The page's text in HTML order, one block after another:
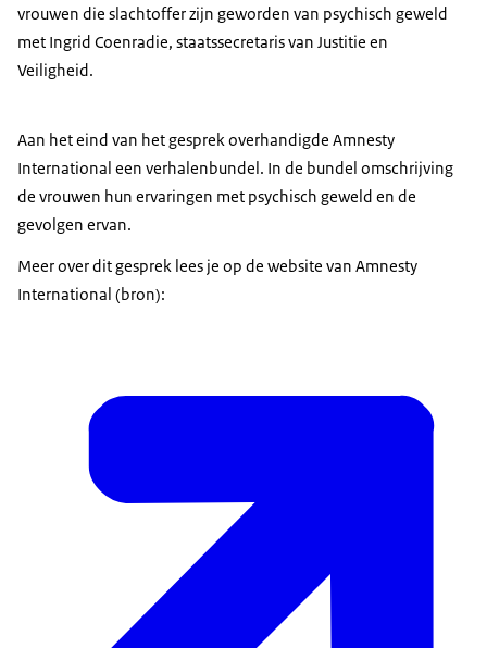
vrouwen die slachtoffer zijn geworden van psychisch geweld
met Ingrid Coenradie, staatssecretaris van Justitie en
Veiligheid.
Aan het eind van het gesprek overhandigde Amnesty
International een verhalenbundel. In de bundel omschrijving
de vrouwen hun ervaringen met psychisch geweld en de
gevolgen ervan.
Meer over dit gesprek lees je op de website van Amnesty
International (bron):